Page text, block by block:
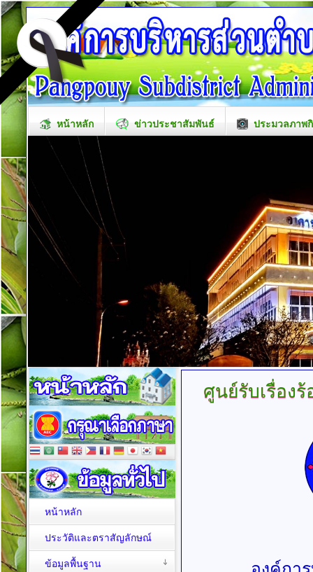
หน้าหลัก ข่าวประชาสัมพันธ์ ประมวลภาพ
ศูนย์รับเรื่อง
หน้าหลัก
ประวัติและตราสัญลักษณ์
ข้อมูลพื้นฐาน